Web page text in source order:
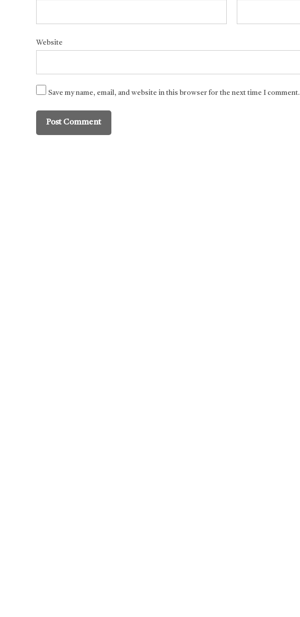
Website
Save my name, email, and website in this browser for the next time I comment.